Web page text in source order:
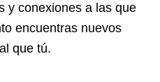
y conexiones a las que
encuentras nuevos
que tú.